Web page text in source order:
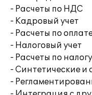
- Расчеты по НДС
- Кадровый учет
- Расчеты по
- Налоговый учет
- Расчеты по
- Синтетические и
-